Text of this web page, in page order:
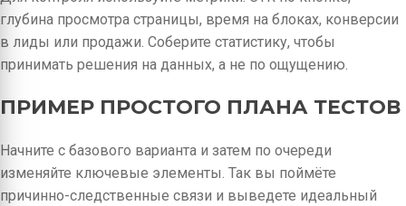
глубина просмотра страницы, время на блоках, конверсии
в лиды или продажи. Соберите статистику, чтобы
принимать решения на данных, а не по ощущению.
ПРИМЕР ПРОСТОГО ПЛАНА ТЕСТОВ
Начните с базового варианта и затем по очереди
изменяйте ключевые элементы. Так вы поймёте
причинно-следственные связи и выведете идеальный